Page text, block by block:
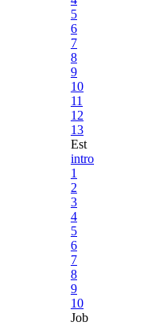
5
6
7
8
9
10
11
12
13
Est
intro
1
2
3
4
5
6
7
8
9
10
Job